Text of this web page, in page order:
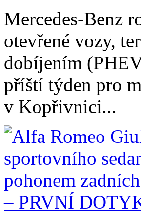
Mercedes-Benz
otevřené vozy,
dobíjením
příští týden pro
v Kopřivnici...
– PRVNÍ